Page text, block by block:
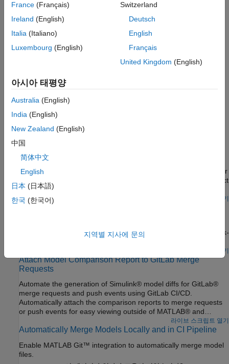
모델을 비교하여 두 모델 간의 변경 사항을 식별하거나 차이를
병합
지속적 통합 및 지속적 배포
종속 관계 캐시를 공유하여 테스트 런타임을 단축하고 CI
프로젝트 파일의 대체 버전 구성 및 분석
요구 사항 추적성
프로젝트, 모델 및 블록에서 연결된 요구 사항 보기
추천 예제
Get Started with MATLAB Projects
Use an existing project to manage the files within your design.
You can automate startup and shutdown tasks, add shortcuts for
common tasks, run checks, upgrade project files, analyze project
dependencies, and share your project.
라이브 스크립트 열기
Explore dependencies introduced by blocks and perform a block-
스크립트 열기
Attach Model Comparison Report to GitLab Merge
Requests
Automate the generation of Simulink® model diffs for GitLab®
merge requests and push events using GitLab CI/CD.
Automatically attach the comparison reports to merge requests
or push events for easy viewing outside of MATLAB® and
라이브 스크립트 열기
Automatically Merge Models Locally and in CI Pipeline
Enable MATLAB Git™ integration to automatically merge model
files.
France (Français)
Ireland (English)
Italia (Italiano)
Luxembourg (English)
Switzerland
Deutsch
English
Français
United Kingdom (English)
아시아 태평양
Australia (English)
India (English)
New Zealand (English)
中国
简体中文
English
日本 (日本語)
한국 (한국어)
지역별 지사에 문의